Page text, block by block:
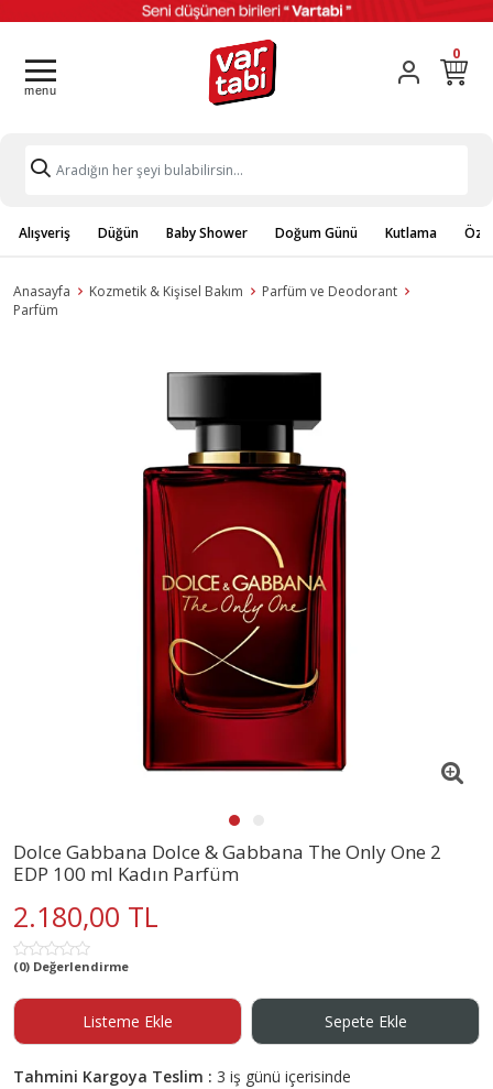
0
Alışveriş Düğün Baby Shower Doğum Günü Kutlama
Anasayfa Kozmetik & Kişisel Bakım
Parfüm ve Deodorant
Parfüm
Dolce Gabbana Dolce & Gabbana The Only One 2
EDP 100 ml Kadın Parfüm
2.180,00 TL
(0) Değerlendirme
Listeme Ekle Sepete Ekle
Tahmini Kargoya Teslim : 3 iş günü içerisinde